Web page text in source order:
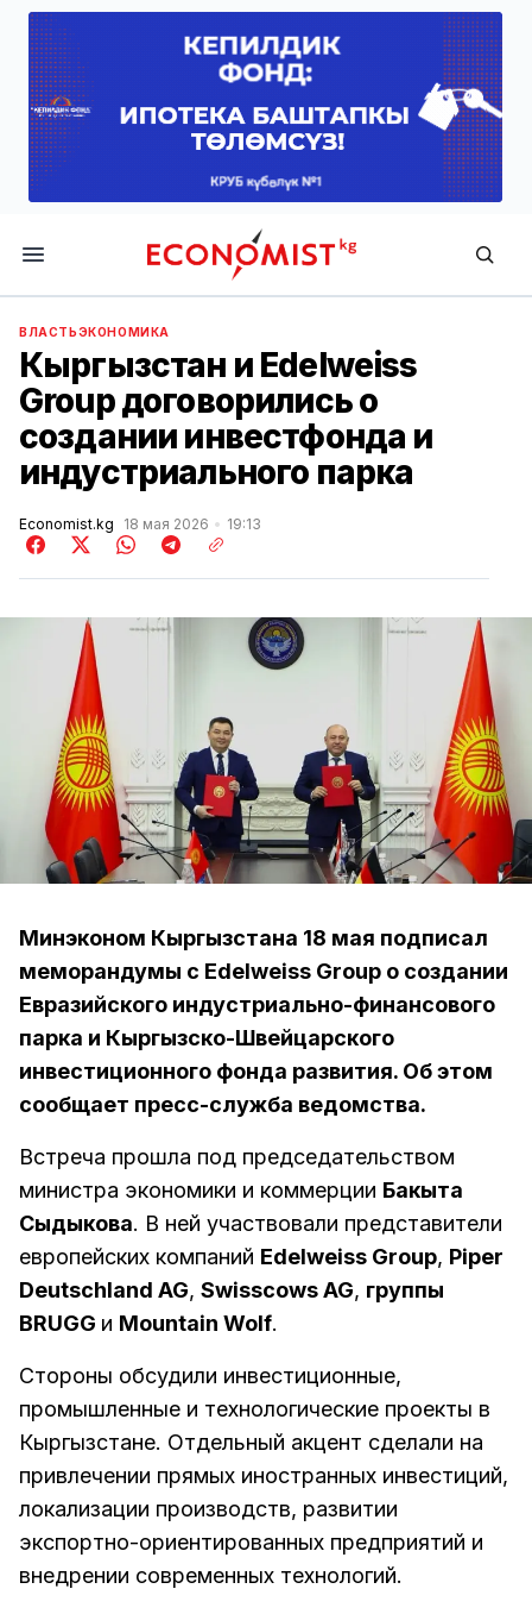
Economist.kg
ВЛАСТЬЭКОНОМИКА
Кыргызстан и Edelweiss
Group договорились о
создании инвестфонда и
индустриального парка
Economist.kg 18 мая 2026 19:13
Минэконом Кыргызстана 18 мая подписал
меморандумы с Edelweiss Group о создании
Евразийского индустриально-финансового
парка и Кыргызско-Швейцарского
инвестиционного фонда развития. Об этом
сообщает пресс-служба ведомства.
Встреча прошла под председательством
министра экономики и коммерции Бакыта
Сыдыкова. В ней участвовали представители
европейских компаний Edelweiss Group, Piper
Deutschland AG, Swisscows AG, группы
BRUGG и Mountain Wolf.
Стороны обсудили инвестиционные,
промышленные и технологические проекты в
Кыргызстане. Отдельный акцент сделали на
привлечении прямых иностранных инвестиций,
локализации производств, развитии
экспортно-ориентированных предприятий и
внедрении современных технологий.